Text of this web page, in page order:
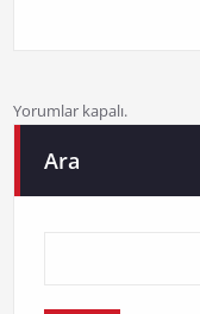
Yorumlar kapalı.
Ara